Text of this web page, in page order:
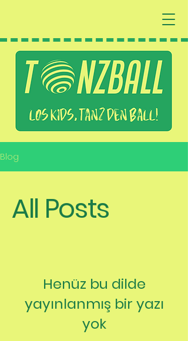
Blog
All Posts
Henüz bu dilde
yayınlanmış bir yazı
yok